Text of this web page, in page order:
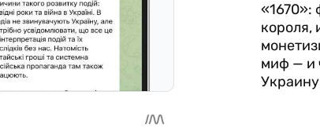
«1670»:
короля,
миф — и
Украину